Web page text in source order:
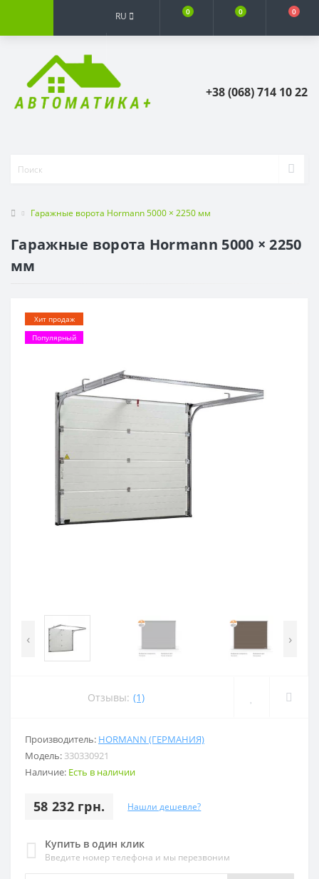
RU 0 0 0
+38 (068) 714 10 22
Гаражные ворота Hormann 5000 × 2250 мм
Гаражные ворота Hormann 5000 × 2250
мм
Хит продаж
Популярный
‹ ›
Отзывы: (1)
Производитель: HORMANN (ГЕРМАНИЯ)
Модель: 330330921
Наличие: Есть в наличии
58 232 грн. Нашли дешевле?
Купить в один клик
Введите номер телефона и мы перезвоним